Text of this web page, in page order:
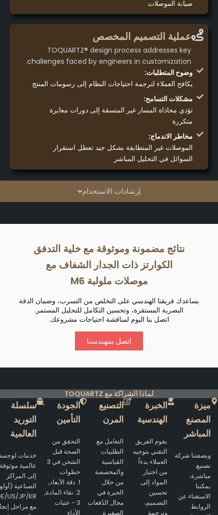
إرشادات الاستخدام
صيانة الموصلات
عملية التصميم المخصص
TOQUARTZ® design process addresses key
challenges faced by engineers in customization.
وضوح المتطلبات:
يكافح العملاء لترجمة احتياجات النظام إلى رسومات المنتج
مشكلات التسامح:
تؤدي محاذاة المسار غير المتسقة إلى دورات معايرة
متكررة
مخاطر الاندماج:
الموصلات غير المتطابقة بشكل جيد تعطل استقرار
السوائل في التحليل المباشر
نتائج مضمونة وموثوقة مع خلية التدفق
الكوارتز ذات الجدار الشفاف مع
موصلات ملولبة M6
يساعدك فريقنا الهندسي على التخلص من التسرب، وضمان الدقة
البصرية المستقرة، وتحسين التكامل للتحليل المستمر.
اتصل بنا اليوم لمناقشة احتياجات مشروعك.
اتصل بمهندسنا
لماذا الشراكة مع TOQUARTZ
ميزة
المصنع
المباشر
وبصفتنا شركة
تصنيع
مباشرة،
يمكننا
الاستغناء عن
الروابط
الخبرة
الهندسية
يقوم الفريق
التقني بتوجيه
العملاء بدءاً
من اختيار
المواد إلى
تحسين
التصميم،
وترجمة
التصنيع
المرن
التعامل مع
الطلبيات
القياسية
والمخصصة
من خلال
الخبرة في
مجال الدُفعات
الصغيرة
الجودة
التأمين
التحقق من
الصحة قبل
الشحن في 3
خطوات:
3 - عتبات
الأداء
سلسلة
التوريد
العالمية
خدمات لوجستية
عالمية موثوقة
إلى المراكز
الصناعية (أولوية
DE/US/JP/KR)
مع مراحل إنجاز